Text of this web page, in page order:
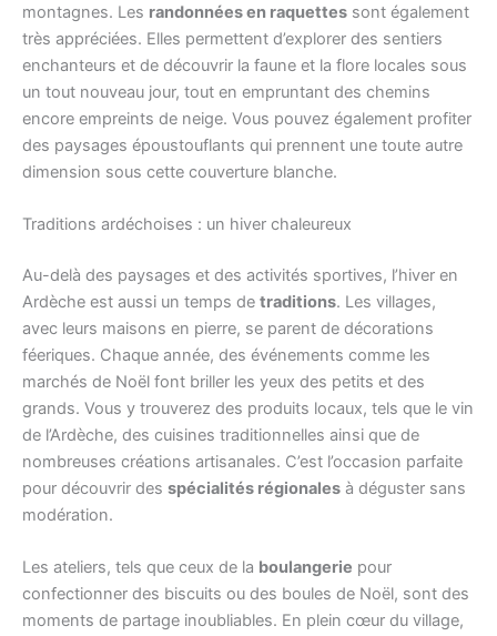
montagnes. Les randonnées en raquettes sont également
très appréciées. Elles permettent d’explorer des sentiers
enchanteurs et de découvrir la faune et la flore locales sous
un tout nouveau jour, tout en empruntant des chemins
encore empreints de neige. Vous pouvez également profiter
des paysages époustouflants qui prennent une toute autre
dimension sous cette couverture blanche.
Traditions ardéchoises : un hiver chaleureux
Au-delà des paysages et des activités sportives, l’hiver en
Ardèche est aussi un temps de traditions. Les villages,
avec leurs maisons en pierre, se parent de décorations
féeriques. Chaque année, des événements comme les
marchés de Noël font briller les yeux des petits et des
grands. Vous y trouverez des produits locaux, tels que le vin
de l’Ardèche, des cuisines traditionnelles ainsi que de
nombreuses créations artisanales. C’est l’occasion parfaite
pour découvrir des spécialités régionales à déguster sans
modération.
Les ateliers, tels que ceux de la boulangerie pour
confectionner des biscuits ou des boules de Noël, sont des
moments de partage inoubliables. En plein cœur du village,